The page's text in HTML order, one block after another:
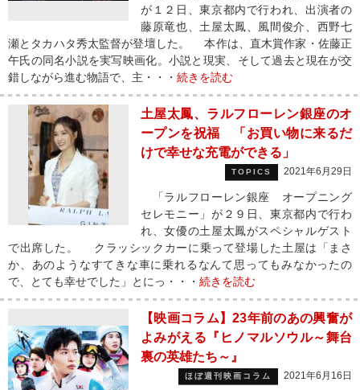
が１２日、東京都内で行われ、出演者の
藤原竜也、土屋太鳳、風間俊介、西野七
瀬とタカハタ秀太監督が登壇した。 本作は、直木賞作家・佐藤正
午氏の同名小説を実写映画化。小説と現実、そして過去と現在が交
錯しながら進む物語で、主・・・ 続きを読む
土屋太鳳、ラルフローレン銀座のオ
ープンを祝福 「お買い物に来るだ
けで幸せな充電ができる」
TOPICS 2021年6月29日
「ラルフローレン銀座 オープニング
セレモニー」が２９日、東京都内で行わ
れ、女優の土屋太鳳がスペシャルゲスト
で出席した。 クラッシックカーに乗って登場した土屋は「まさ
か、あのようなすてきな車に乗れるなんて思ってもみなかったの
で、とても幸せでした」とにっ・・・ 続きを読む
【映画コラム】23年前のあの興奮が
よみがえる『ヒノマルソウル～舞台
裏の英雄たち～』
ほぼ週刊映画コラム 2021年6月16日